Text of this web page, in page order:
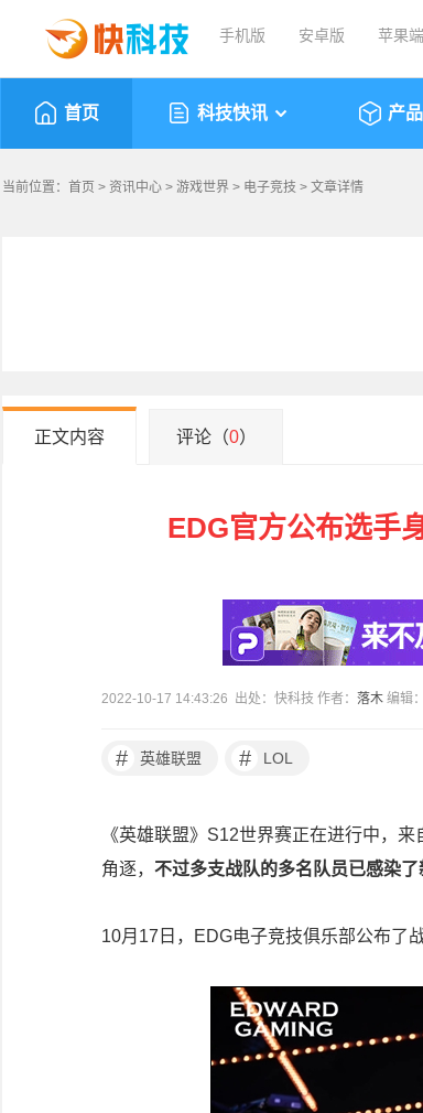
手机版 安卓版 苹果端
首页 科技快讯 产
当前位置： 首页 > 资讯中心 > 游戏世界 > 电子竞技 > 文章详情
正文内容 评论（0）
EDG官方公布选手
2022-10-17 14:43:26 出处：快科技 作者： 落木 编辑
# 英雄联盟 # LOL
《英雄联盟》S12世界赛正在进行中，
角逐， 不过多支战队的多名队员已感染了
10月17日，EDG电子竞技俱乐部公布了